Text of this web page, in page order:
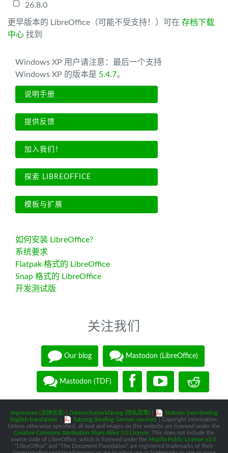
26.8.0
更早版本的 LibreOffice（可能不受支持！）可在 存档下载
中心 找到
Windows XP 用户请注意：最后一个支持
Windows XP 的版本是 5.4.7。
说明手册
提供反馈
加入我们！
探索 LIBREOFFICE
模板与扩展
如何安装 LibreOffice?
系统要求
Flatpak 格式的 LibreOffice
Snap 格式的 LibreOffice
开发测试版
关注我们
Our blog Mastodon (LibreOffice)
Mastodon (TDF)
Impressum (法律信息)| Datenschutzerklärung (隐私政策)|
Statutes (non-binding
English translation) - Satzung (binding German version)
| Copyright information:
Unless otherwise specified, all text and images on this website are licensed under the
Creative Commons Attribution-Share Alike 3.0 License . This does not include the
source code of LibreOffice, which is licensed under the Mozilla Public License v2.0
“LibreOffice” and “The Document Foundation” are registered trademarks of their